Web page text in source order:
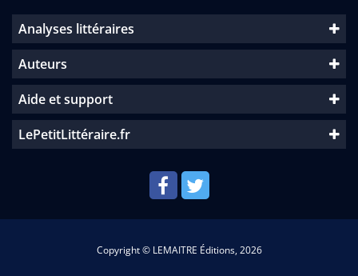
Analyses littéraires
Auteurs
Aide et support
LePetitLittéraire.fr
Copyright © LEMAITRE Éditions, 2026